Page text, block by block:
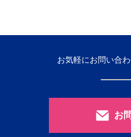
お気軽にお問い合
お